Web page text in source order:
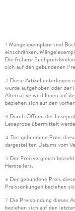
1 Mängelexemplare sind
einschränken.
Die frühere
sich auf den gebundenen
2 Diese Artikel unterliegen
wurde aufgehoben oder der
Alternative wird Ihnen auf
beziehen sich auf den
3 Durch Öffnen der
Leseprobe übermittelt
4 Der gebundene Preis
dargestellten Datums vom
5 Der Preisvergleich
Herstellers.
6 Der gebundene Preis
Preissenkungen beziehen
7 Die Preisbindung dieses
beziehen sich auf den